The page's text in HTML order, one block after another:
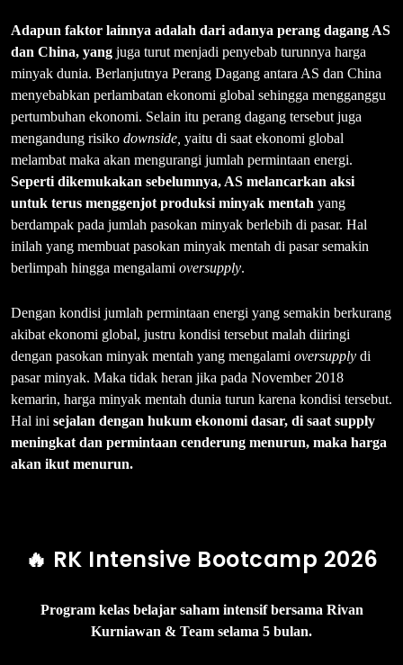
Adapun faktor lainnya adalah dari adanya perang dagang AS
dan China, yang juga turut menjadi penyebab turunnya harga
minyak dunia. Berlanjutnya Perang Dagang antara AS dan China
menyebabkan perlambatan ekonomi global sehingga mengganggu
pertumbuhan ekonomi. Selain itu perang dagang tersebut juga
mengandung risiko downside, yaitu di saat ekonomi global
melambat maka akan mengurangi jumlah permintaan energi.
Seperti dikemukakan sebelumnya, AS melancarkan aksi
untuk terus menggenjot produksi minyak mentah yang
berdampak pada jumlah pasokan minyak berlebih di pasar. Hal
inilah yang membuat pasokan minyak mentah di pasar semakin
berlimpah hingga mengalami oversupply.
Dengan kondisi jumlah permintaan energi yang semakin berkurang
akibat ekonomi global, justru kondisi tersebut malah diiringi
dengan pasokan minyak mentah yang mengalami oversupply di
pasar minyak. Maka tidak heran jika pada November 2018
kemarin, harga minyak mentah dunia turun karena kondisi tersebut.
Hal ini sejalan dengan hukum ekonomi dasar, di saat supply
meningkat dan permintaan cenderung menurun, maka harga
akan ikut menurun.
🔥 RK Intensive Bootcamp 2026
Program kelas belajar saham intensif bersama Rivan
Kurniawan & Team selama 5 bulan.